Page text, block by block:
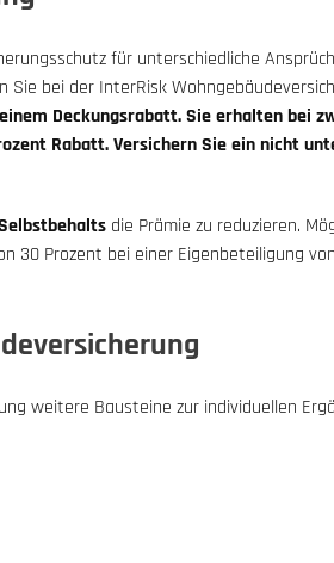
für unterschiedliche
bei der InterRisk
Deckungsrabatt. Sie erhalten bei
Rabatt. Versichern Sie ein nicht
die Prämie zu reduzieren.
Prozent bei einer Eigenbeteiligung
weitere Bausteine zur individuellen